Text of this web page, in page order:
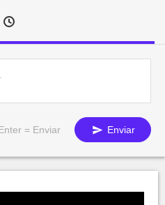
= Enviar Enviar